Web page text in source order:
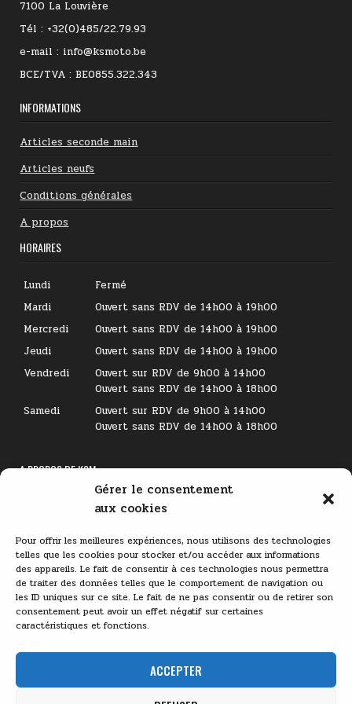
Gérer le consentement
aux cookies
Pour offrir les meilleures expériences, nous utilisons des technologies
telles que les cookies pour stocker et/ou accéder aux informations
des appareils. Le fait de consentir à ces technologies nous permettra
de traiter des données telles que le comportement de navigation ou
les ID uniques sur ce site. Le fait de ne pas consentir ou de retirer son
consentement peut avoir un effet négatif sur certaines
caractéristiques et fonctions.
ACCEPTER
7100 La Louvière
Tél : +32(0)485/22.79.93
e-mail : info@ksmoto.be
BCE/TVA : BE0855.322.343
INFORMATIONS
Articles seconde main
Articles neufs
Conditions générales
A propos
HORAIRES
Lundi
Fermé
Mardi
Ouvert sans RDV de 14h00 à 19h00
Mercredi
Ouvert sans RDV de 14h00 à 19h00
Jeudi
Ouvert sans RDV de 14h00 à 19h00
Vendredi
Ouvert sur RDV de 9h00 à 14h00
Ouvert sans RDV de 14h00 à 18h00
Samedi
Ouvert sur RDV de 9h00 à 14h00
Ouvert sans RDV de 14h00 à 18h00
A PROPOS DE KSM